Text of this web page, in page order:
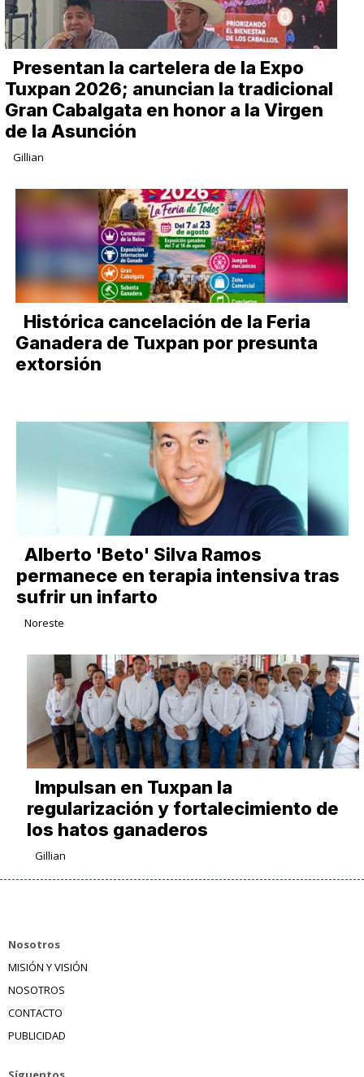
Presentan la cartelera de la Expo
Tuxpan 2026; anuncian la tradicional
Gran Cabalgata en honor a la Virgen
de la Asunción
Gillian
Histórica cancelación de la Feria
Ganadera de Tuxpan por presunta
extorsión
Alberto 'Beto' Silva Ramos
permanece en terapia intensiva tras
sufrir un infarto
Noreste
Impulsan en Tuxpan la
regularización y fortalecimiento de
los hatos ganaderos
Gillian
Nosotros
MISIÓN Y VISIÓN
NOSOTROS
CONTACTO
PUBLICIDAD